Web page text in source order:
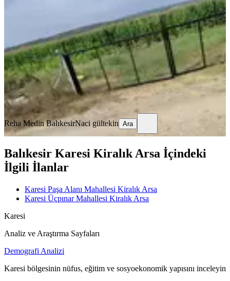
İvrindi, Sarıca Mahallesi
28750 m²·3/m²·18.09.2025
100.000 ₺120.000 ₺
Reha Medin BalıkesirNaci gültekin
Ara
Reha Medin BalıkesirNaci gültekin Ara
Balıkesir Karesi Kiralık Arsa İçindeki
İlgili İlanlar
Karesi Paşa Alanı Mahallesi Kiralık Arsa
Karesi Üçpınar Mahallesi Kiralık Arsa
Karesi
Analiz ve Araştırma Sayfaları
Demografi Analizi
Karesi bölgesinin nüfus, eğitim ve sosyoekonomik yapısını inceleyin